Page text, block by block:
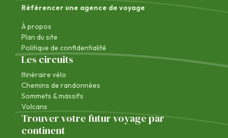
Référencer une agence de voyage
À propos
Plan du site
Politique de confidentialité
Les circuits
Itinéraire vélo
Chemins de randonnées
Sommets & massifs
Volcans
Trouver votre futur voyage par
continent